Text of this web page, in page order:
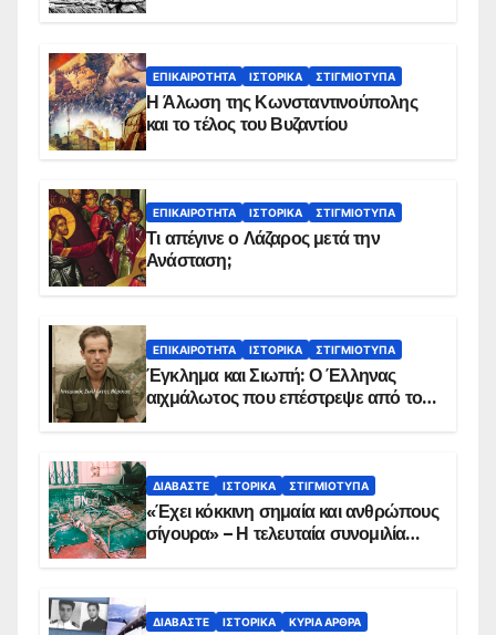
ΕΠΙΚΑΙΡΌΤΗΤΑ ΙΣΤΟΡΙΚΆ ΣΤΙΓΜΙΌΤΥΠΑ
Η Άλωση της Κωνσταντινούπολης
και το τέλος του Βυζαντίου
ΕΠΙΚΑΙΡΌΤΗΤΑ ΙΣΤΟΡΙΚΆ ΣΤΙΓΜΙΌΤΥΠΑ
Τι απέγινε ο Λάζαρος μετά την
Ανάσταση;
ΕΠΙΚΑΙΡΌΤΗΤΑ ΙΣΤΟΡΙΚΆ ΣΤΙΓΜΙΌΤΥΠΑ
Έγκλημα και Σιωπή: Ο Έλληνας
αιχμάλωτος που επέστρεψε από το
ΔΙΑΒΆΣΤΕ ΙΣΤΟΡΙΚΆ ΣΤΙΓΜΙΌΤΥΠΑ
«Έχει κόκκινη σημαία και ανθρώπους
σίγουρα» – Η τελευταία συνομιλία
ΔΙΑΒΆΣΤΕ ΙΣΤΟΡΙΚΆ ΚΥΡΙΑ ΑΡΘΡΑ